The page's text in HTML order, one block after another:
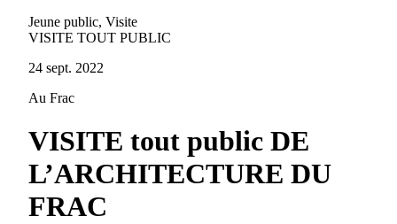
Jeune public, Visite
VISITE TOUT PUBLIC
24 sept. 2022
Au Frac
VISITE tout public DE
L’ARCHITECTURE DU
FRAC